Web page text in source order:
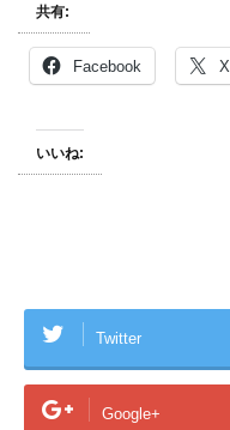
共有:
Facebook X
いいね:
Twitter
Google+